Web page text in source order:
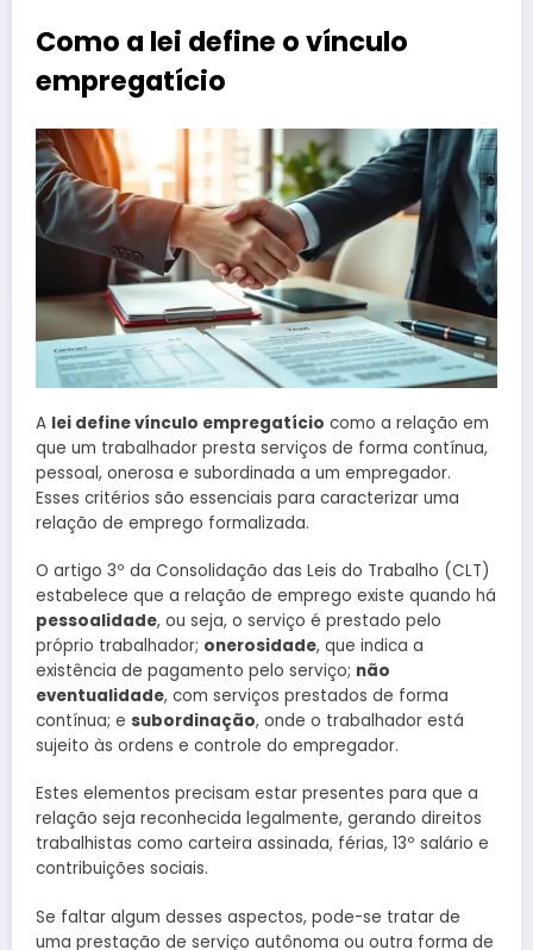
Como a lei define o vínculo
empregatício
A lei define vínculo empregatício como a relação em
que um trabalhador presta serviços de forma contínua,
pessoal, onerosa e subordinada a um empregador.
Esses critérios são essenciais para caracterizar uma
relação de emprego formalizada.
O artigo 3º da Consolidação das Leis do Trabalho (CLT)
estabelece que a relação de emprego existe quando há
pessoalidade, ou seja, o serviço é prestado pelo
próprio trabalhador; onerosidade, que indica a
existência de pagamento pelo serviço; não
eventualidade, com serviços prestados de forma
contínua; e subordinação, onde o trabalhador está
sujeito às ordens e controle do empregador.
Estes elementos precisam estar presentes para que a
relação seja reconhecida legalmente, gerando direitos
trabalhistas como carteira assinada, férias, 13º salário e
contribuições sociais.
Se faltar algum desses aspectos, pode-se tratar de
uma prestação de serviço autônoma ou outra forma de